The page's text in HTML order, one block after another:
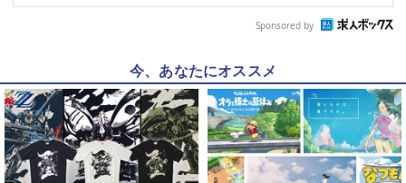
Sponsored by
今、あなたにオススメ